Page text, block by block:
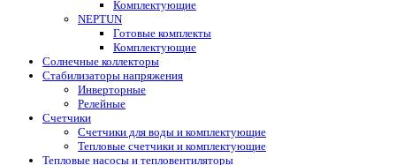
Комплектующие
NEPTUN
Готовые комплекты
Комплектующие
Солнечные коллекторы
Стабилизаторы напряжения
Инверторные
Релейные
Счетчики
Счетчики для воды и комплектующие
Тепловые счетчики и комплектующие
Тепловые насосы и тепловентиляторы